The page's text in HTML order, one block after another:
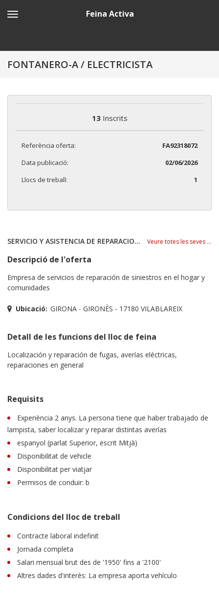
Feina Activa
FONTANERO-A / ELECTRICISTA
13Inscrits
Referència oferta:
FA92318072
Data publicació:
02/06/2026
Llocs de treball:
1
SERVICIO Y ASISTENCIA DE REPARACIONES 24H S.L. Veure totes les seves ofertes
Descripció de l'oferta
Empresa de servicios de reparación de siniestros en el hogar y
comunidades
Ubicació: GIRONA - GIRONÈS - 17180 VILABLAREIX
Detall de les funcions del lloc de feina
Localización y reparación de fugas, averías eléctricas,
reparaciones en general
Requisits
Experiència 2 anys. La persona tiene que haber trabajado de
lampista, saber localizar y reparar distintas averías
espanyol (parlat Superior, escrit Mitjà)
Disponibilitat de vehicle
Disponibilitat per viatjar
Permisos de conduir: b
Condicions del lloc de treball
Contracte laboral indefinit
Jornada completa
Salari mensual brut des de '1950' fins a '2100'
Altres dades d'interès: La empresa aporta vehículo